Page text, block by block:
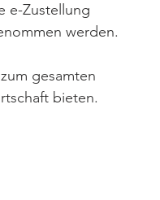
e-Zustellung
werden.
gesamten
bieten.